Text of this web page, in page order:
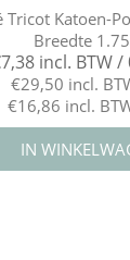
Tricot Katoen-
Breedte
incl. BTW /
€29,50 incl.
€16,86 incl.